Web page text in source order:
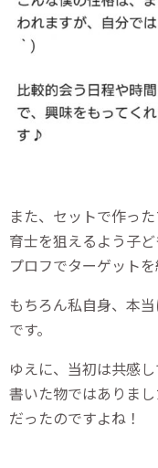
また、セットで作っ
育士を狙えるよう子
プロフでターゲット
もちろん私自身、本
です。
ゆえに、当初は共感
書いた物ではありま
だったのですよね！